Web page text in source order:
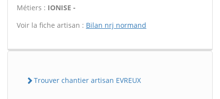
Métiers : IONISE -
Voir la fiche artisan : Bilan nrj normand
Trouver chantier artisan EVREUX